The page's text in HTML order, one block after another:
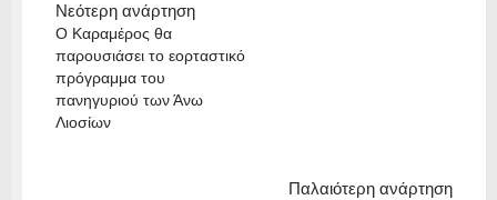
Νεότερη ανάρτηση
Ο Καραμέρος θα
παρουσιάσει το εορταστικό
πρόγραμμα του
πανηγυριού των Άνω
Λιοσίων
Παλαιότερη ανάρτηση